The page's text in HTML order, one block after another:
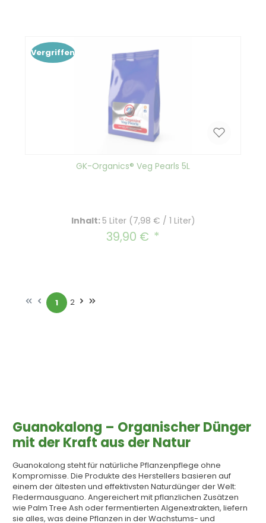
Vergriffen
GK-Organics® Veg Pearls 5L
Inhalt:5 Liter (7,98 € / 1 Liter)
Regulärer Preis:
39,90 €
Seite
1 Seite
2
Guanokalong – Organischer Dünger
mit der Kraft aus der Natur
Guanokalong steht für natürliche Pflanzenpflege ohne
Kompromisse. Die Produkte des Herstellers basieren auf
einem der ältesten und effektivsten Naturdünger der Welt:
Fledermausguano. Angereichert mit pflanzlichen Zusätzen
wie Palm Tree Ash oder fermentierten Algenextrakten, liefern
sie alles, was deine Pflanzen in der Wachstums- und